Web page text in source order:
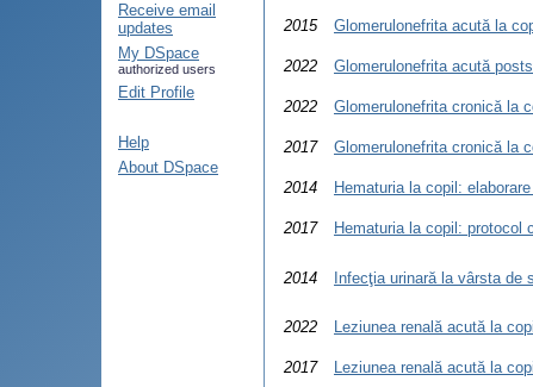
Receive email
updates
My DSpace
authorized users
Edit Profile
Help
About DSpace
2015
Glomerulonefrita acută la
2022
Glomerulonefrita acută
2022
Glomerulonefrita cronică la
2017
Glomerulonefrita cronică la
2014
Hematuria la copil:
2017
Hematuria la copil: protocol
2014 Infecţia urinară la vârsta
2022
Leziunea renală acută la
2017
Leziunea renală acută la